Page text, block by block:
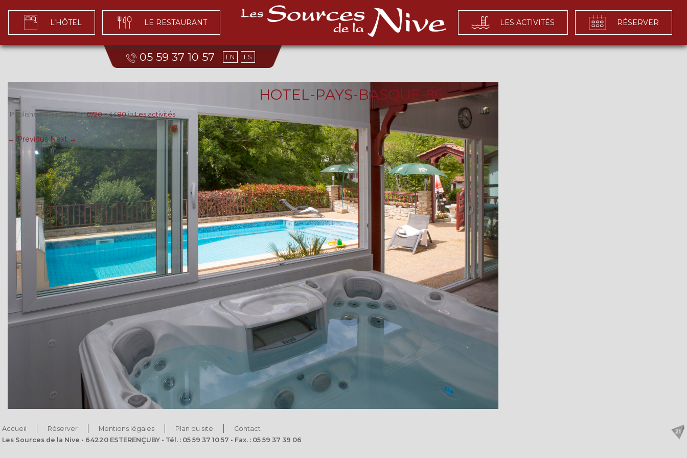
L’HÔTEL LE RESTAURANT LES ACTIVITÉS RÉSERVER
05 59 37 10 57 EN ES
HOTEL-PAYS-BASQUE-86
Published8 juin 2017at6720 × 4480inLes activités.
← Previous Next →
Accueil Réserver Mentions légales Plan du site
Contact
Les Sources de la Nive • 64220 ESTERENÇUBY • Tél. : 05 59 37 10 57 • Fax. : 05 59 37 39 06